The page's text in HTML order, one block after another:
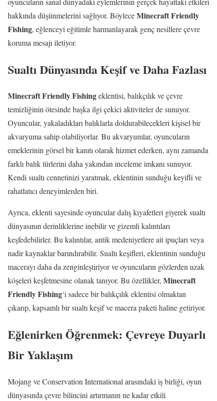
hakkında düşünmelerini sağlıyor. BöyleceMinecraft Friendly
Fishing, eğlenceyi eğitimle harmanlayarak genç nesillere çevre
koruma mesajı iletiyor.
Sualtı Dünyasında Keşif ve Daha Fazlası
Minecraft Friendly Fishingeklentisi, balıkçılık ve çevre
temizliğinin ötesinde başka ilgi çekici aktiviteler de sunuyor.
Oyuncular, yakaladıkları balıklarla doldurabilecekleri kişisel bir
akvaryuma sahip olabiliyorlar. Bu akvaryumlar, oyuncuların
emeklerinin görsel bir kanıtı olarak hizmet ederken, aynı zamanda
farklı balık türlerini daha yakından inceleme imkanı sunuyor.
Kendi sualtı cennetinizi yaratmak, eklentinin sunduğu keyifli ve
rahatlatıcı deneyimlerden biri.
Ayrıca, eklenti sayesinde oyuncular dalış kıyafetleri giyerek sualtı
dünyasının derinliklerine inebilir ve gizemli kalıntıları
keşfedebilirler. Bu kalıntılar, antik medeniyetlere ait ipuçları veya
nadir kaynaklar barındırabilir. Sualtı keşifleri, eklentinin sunduğu
macerayı daha da zenginleştiriyor ve oyuncuların gözlerden uzak
köşeleri keşfetmesine olanak tanıyor. Bu özellikler, Minecraft
Friendly Fishing‘i sadece bir balıkçılık eklentisi olmaktan
çıkarıp, kapsamlı bir sualtı keşif ve macera paketi haline getiriyor.
Eğlenirken Öğrenmek: Çevreye Duyarlı
Bir Yaklaşım
Mojang ve Conservation International arasındaki iş birliği, oyun
dünyasında çevre bilincini artırmanın ne kadar etkili